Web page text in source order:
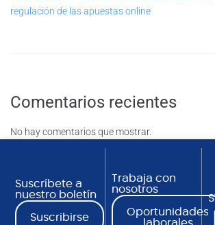
regulación de las apuestas online
Comentarios recientes
No hay comentarios que mostrar.
Suscríbete a
nuestro boletín
Suscribirse
Trabaja con
nosotros
Oportunidades